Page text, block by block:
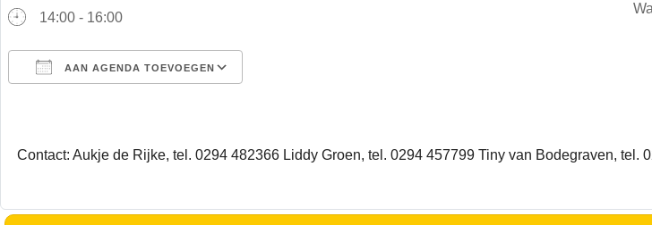
14:00 - 16:00
AAN AGENDA TOEVOEGEN
Contact: Aukje de Rijke, tel. 0294 482366 Liddy Groen, tel. 0294 457799 Tiny van Bodegraven, tel.